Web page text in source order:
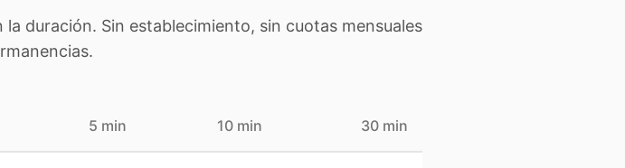
la duración. Sin establecimiento, sin cuotas mensuales
5 min 10 min 30 min